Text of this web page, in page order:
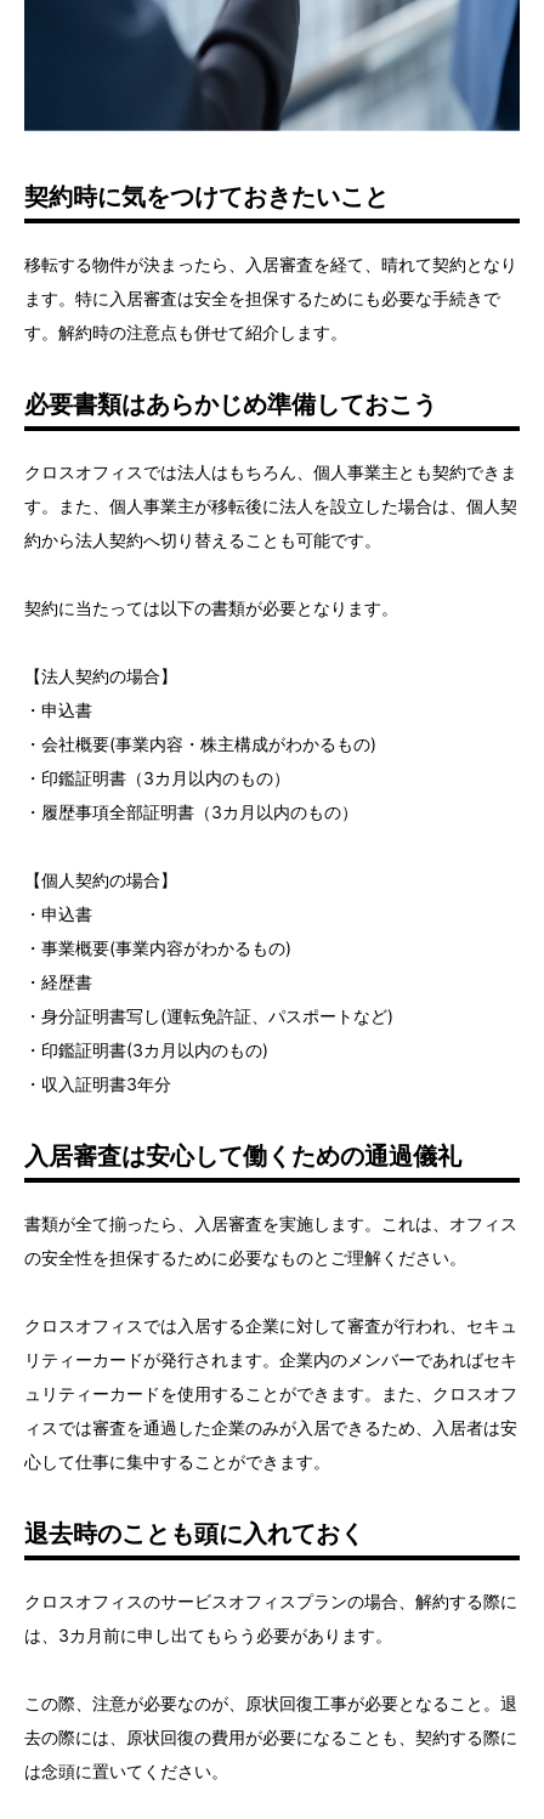
契約時に気をつけておきたいこと
移転する物件が決まったら、入居審査を経て、晴れて契約となり
ます。特に入居審査は安全を担保するためにも必要な手続きで
す。解約時の注意点も併せて紹介します。
必要書類はあらかじめ準備しておこう
クロスオフィスでは法人はもちろん、個人事業主とも契約できま
す。また、個人事業主が移転後に法人を設立した場合は、個人契
約から法人契約へ切り替えることも可能です。
契約に当たっては以下の書類が必要となります。
【法人契約の場合】
・申込書
・会社概要(事業内容・株主構成がわかるもの)
・印鑑証明書（3カ月以内のもの）
・履歴事項全部証明書（3カ月以内のもの）
【個人契約の場合】
・申込書
・事業概要(事業内容がわかるもの)
・経歴書
・身分証明書写し(運転免許証、パスポートなど)
・印鑑証明書(3カ月以内のもの)
・収入証明書3年分
入居審査は安心して働くための通過儀礼
書類が全て揃ったら、入居審査を実施します。これは、オフィス
の安全性を担保するために必要なものとご理解ください。
クロスオフィスでは入居する企業に対して審査が行われ、セキュ
リティーカードが発行されます。企業内のメンバーであればセキ
ュリティーカードを使用することができます。また、クロスオフ
ィスでは審査を通過した企業のみが入居できるため、入居者は安
心して仕事に集中することができます。
退去時のことも頭に入れておく
クロスオフィスのサービスオフィスプランの場合、解約する際に
は、3カ月前に申し出てもらう必要があります。
この際、注意が必要なのが、原状回復工事が必要となること。退
去の際には、原状回復の費用が必要になることも、契約する際に
は念頭に置いてください。